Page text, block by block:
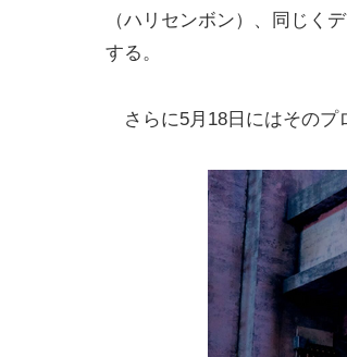
（ハリセンボン）、同じく
する。
さらに5月18日にはそのプ